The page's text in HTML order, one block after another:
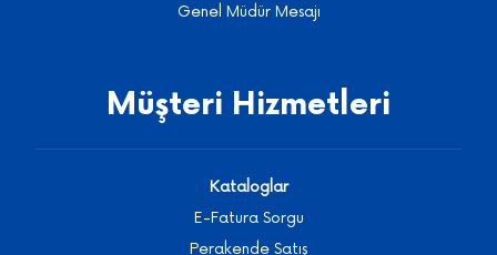
Genel Müdür Mesajı
Müşteri Hizmetleri
Kataloglar
E-Fatura Sorgu
Perakende Satış